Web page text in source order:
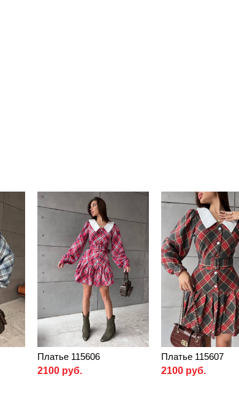
Платье 115606
2100 руб.
Платье 115607
2100 руб.